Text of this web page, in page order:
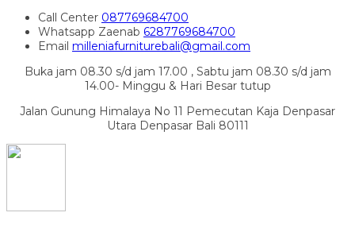
Call Center 087769684700
Whatsapp Zaenab 6287769684700
Email milleniafurniturebali@gmail.com
Buka jam 08.30 s/d jam 17.00 , Sabtu jam 08.30 s/d jam
14.00- Minggu & Hari Besar tutup
Jalan Gunung Himalaya No 11 Pemecutan Kaja Denpasar
Utara Denpasar Bali 80111